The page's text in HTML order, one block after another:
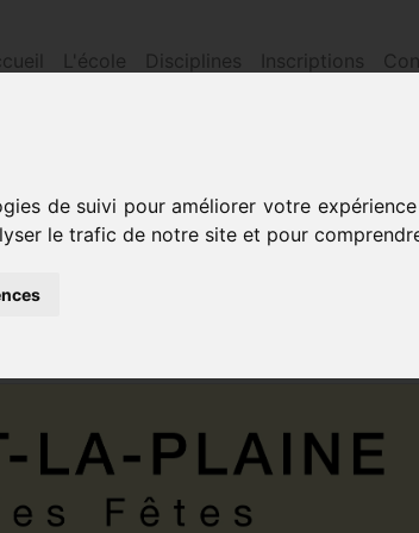
de suivi pour améliorer votre
le trafic de notre site et pour
L'école Disciplines Inscriptions